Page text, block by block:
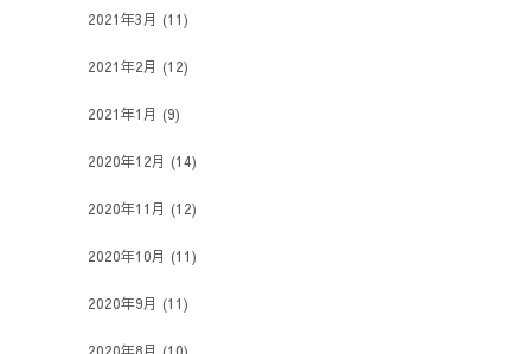
2021年3月 (11)
2021年2月 (12)
2021年1月 (9)
2020年12月 (14)
2020年11月 (12)
2020年10月 (11)
2020年9月 (11)